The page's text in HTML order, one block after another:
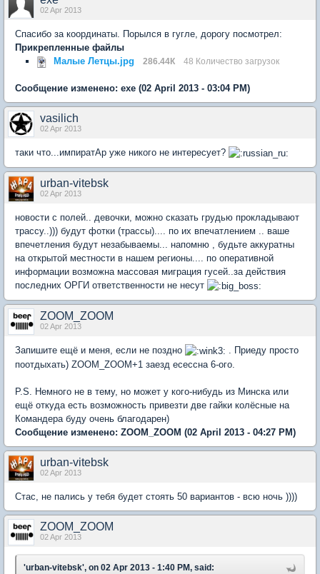
02 Apr 2013
Спасибо за координаты. Порылся в гугле, дорогу посмотрел:
Прикрепленные файлы
Малые Летцы.jpg
286.44К 48 Количество загрузок
Сообщение изменено: exe (02 April 2013 - 03:04 PM)
vasilich
02 Apr 2013
таки что...импиратАр уже никого не интересует?
urban-vitebsk
02 Apr 2013
новости с полей.. девочки, можно сказать грудью прокладывают
трассу..))) будут фотки (трассы).... по их впечатлением .. ваше
впечетления будут незабываемы... напомню , будьте аккуратны
на открытой местности в нашем регионы.... по оперативной
информации возможна массовая миграция гусей..за действия
последних ОРГИ ответственности не несут
ZOOM_ZOOM
02 Apr 2013
Запишите ещё и меня, если не поздно
. Приеду просто
поотдыхать) ZOOM_ZOOM+1 заезд есессна 6-ого.
P.S. Немного не в тему, но может у кого-нибудь из Минска или
ещё откуда есть возможность привезти две гайки колёсные на
Командера буду очень благодарен)
Сообщение изменено: ZOOM_ZOOM (02 April 2013 - 04:27 PM)
urban-vitebsk
02 Apr 2013
Стас, не пались у тебя будет стоять 50 вариантов - всю ночь ))))
ZOOM_ZOOM
02 Apr 2013
'urban-vitebsk', on 02 Apr 2013 - 1:40 PM, said: